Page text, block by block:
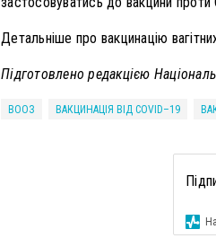
Детальніше про вакцинацію
Підготовлено редакцією
ВООЗ ВАКЦИНАЦІЯ ВІД COVID–19